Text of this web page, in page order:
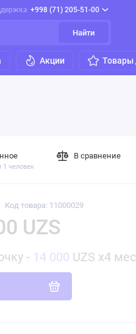
+998 (71) 205-51-00
Найти
Акции Товары
Код товара: 11000029
UZS
- 14 000 UZS x4
1 человек
В сравнение